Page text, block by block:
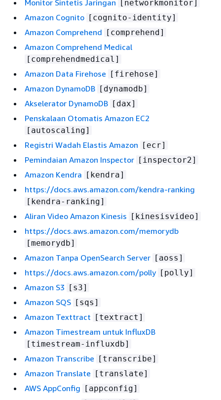
Monitor Sintetis Jaringan [networkmonitor]
Amazon Cognito [cognito-identity]
Amazon Comprehend [comprehend]
Amazon Comprehend Medical
[comprehendmedical]
Amazon Data Firehose [firehose]
Amazon DynamoDB [dynamodb]
Akselerator DynamoDB [dax]
Penskalaan Otomatis Amazon EC2
[autoscaling]
Registri Wadah Elastis Amazon [ecr]
Pemindaian Amazon Inspector [inspector2]
Amazon Kendra [kendra]
https://docs.aws.amazon.com/kendra-ranking
[kendra-ranking]
Aliran Video Amazon Kinesis [kinesisvideo]
https://docs.aws.amazon.com/memorydb
[memorydb]
Amazon Tanpa OpenSearch Server [aoss]
https://docs.aws.amazon.com/polly [polly]
Amazon S3 [s3]
Amazon SQS [sqs]
Amazon Texttract [textract]
Amazon Timestream untuk InfluxDB
[timestream-influxdb]
Amazon Transcribe [transcribe]
Amazon Translate [translate]
AWS AppConfig [appconfig]